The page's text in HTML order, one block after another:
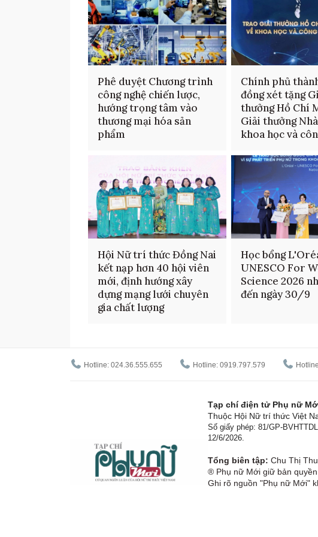
Phê duyệt Chương trình
công nghệ chiến lược,
hướng trọng tâm vào
thương mại hóa sản
phẩm
Chính phủ
đồng xét tặng
thưởng Hồ Chí
Giải thưởng
khoa học và
Hội Nữ trí thức Đồng Nai
kết nạp hơn 40 hội viên
mới, định hướng xây
dựng mạng lưới chuyên
gia chất lượng
Học bổng
UNESCO For
Science 2026
đến ngày 30/9
Hotline: 024.36.555.655 Hotline: 0919.797.579
Tạp chí điện tử Phụ nữ
Thuộc Hội Nữ trí thức Việt
Số giấy phép: 81/GP-
12/6/2026.
Tổng biên tập: Chu Thị
® Phụ nữ Mới giữ bản
Ghi rõ nguồn "Phụ nữ Mới"